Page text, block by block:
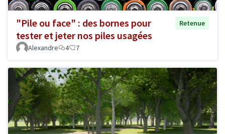
"Pile ou face" : des bornes pour
tester et jeter nos piles usagées
Retenue
Alexandre 4 7